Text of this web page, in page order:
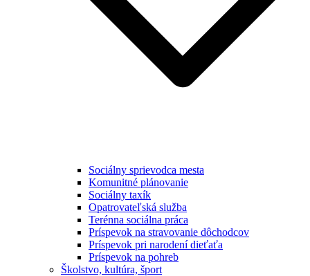
Sociálny sprievodca mesta
Komunitné plánovanie
Sociálny taxík
Opatrovateľská služba
Terénna sociálna práca
Príspevok na stravovanie dôchodcov
Príspevok pri narodení dieťaťa
Príspevok na pohreb
Školstvo, kultúra, šport